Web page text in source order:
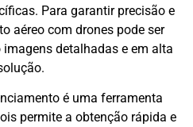
Para garantir precisão e
aéreo com drones pode ser
detalhadas e em alta
é uma ferramenta
permite a obtenção rápida e